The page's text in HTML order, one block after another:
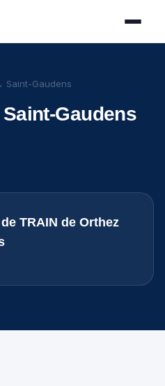
Saint-Gaudens
Saint-Gaudens
TRAIN de Orthez